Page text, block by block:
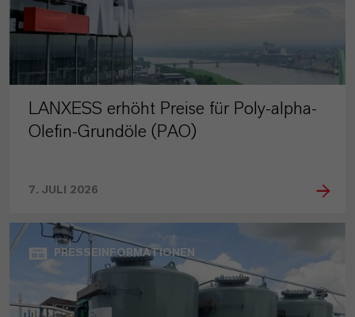
LANXESS erhöht Preise für Poly-alpha-
Olefin-Grundöle (PAO)
7. JULI 2026
PRESSEINFORMATIONEN